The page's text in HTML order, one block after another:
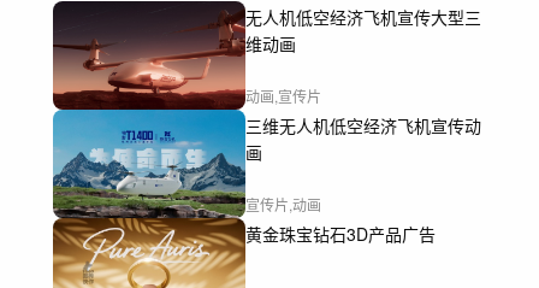
无人机低空经济飞机宣传大型三
维动画
动画,宣传片
三维无人机低空经济飞机宣传动
画
宣传片,动画
黄金珠宝钻石3D产品广告